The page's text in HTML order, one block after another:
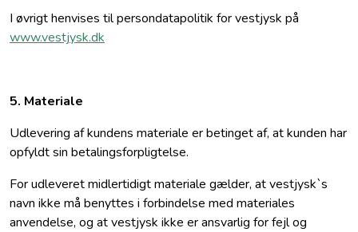
I øvrigt henvises til persondatapolitik for vestjysk på
www.vestjysk.dk
5. Materiale
Udlevering af kundens materiale er betinget af, at kunden har
opfyldt sin betalingsforpligtelse.
For udleveret midlertidigt materiale gælder, at vestjysk`s
navn ikke må benyttes i forbindelse med materiales
anvendelse, og at vestjysk ikke er ansvarlig for fejl og